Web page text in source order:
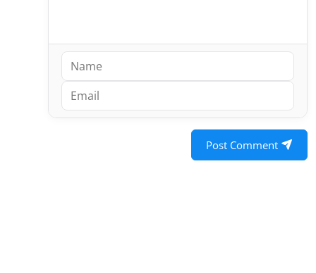
Post Comment